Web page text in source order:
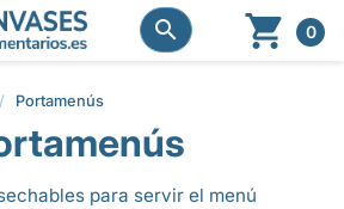

  0
Portamenús
para servir el menú